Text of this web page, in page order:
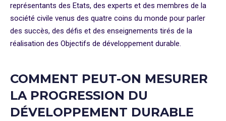
représentants des Etats, des experts et des membres de la
société civile venus des quatre coins du monde pour parler
des succès, des défis et des enseignements tirés de la
réalisation des Objectifs de développement durable.
COMMENT PEUT-ON MESURER
LA PROGRESSION DU
DÉVELOPPEMENT DURABLE